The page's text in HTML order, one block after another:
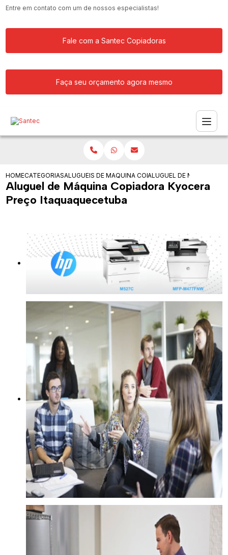
Entre em contato com um de nossos especialistas!
Fale com a Santec Copiadoras
Faça seu orçamento agora mesmo
HOMECATEGORIASALUGUEIS DE COPIADORASMAQUINA COPIADORA KYOCERA PARA
ALUGUEL DE MAQUINA
Aluguel de Máquina Copiadora Kyocera
Preço Itaquaquecetuba